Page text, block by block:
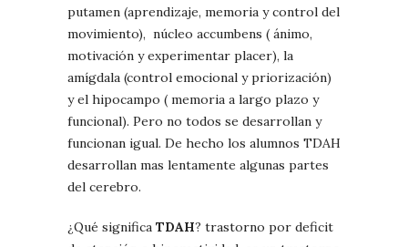
putamen (aprendizaje, memoria y control del
movimiento), núcleo accumbens ( ánimo,
motivación y experimentar placer), la
amígdala (control emocional y priorización)
y el hipocampo ( memoria a largo plazo y
funcional). Pero no todos se desarrollan y
funcionan igual. De hecho los alumnos TDAH
desarrollan mas lentamente algunas partes
del cerebro.
¿Qué significa TDAH? trastorno por deficit